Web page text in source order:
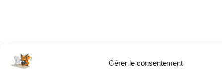
Gérer le consentement